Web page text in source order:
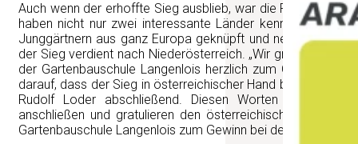
Auch wenn der erhoffte Sieg ausblieb, war die Reise ein
haben nicht nur zwei interessante Länder kennengelernt,
Junggärtnern aus ganz Europa geknüpft und neue
der Sieg verdient nach Niederösterreich. „Wir gratulieren
der Gartenbauschule Langenlois herzlich zum Gewinn der
darauf, dass der Sieg in österreichischer Hand bleibt“, freut
Rudolf Loder abschließend. Diesen Worten können
anschließen und gratulieren den österreichischen
Gartenbauschule Langenlois zum Gewinn bei der Horti